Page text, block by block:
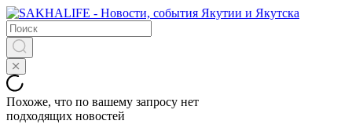
Похоже, что по вашему запросу нет
подходящих новостей